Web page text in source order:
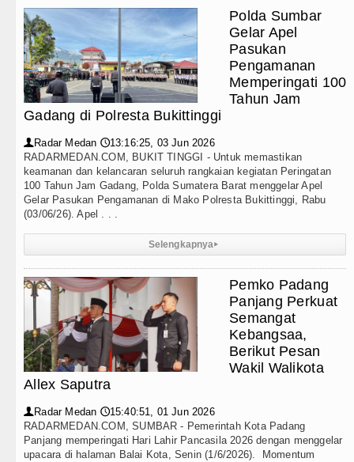
Nan Tujuh Menggetarkan Gedung Kesenian Jakarta
Ringkus 3 Tersangka Pungli di Jalan Masuk
Raducanu Absen di Grand Slam Tenis US Open
Dikalahkan Inter Milan di Laga Persahabatan di
Manchester United Main Imbang Laga
Gilas AC Milan di Laga Persahabatan di GBK
Jaya Labuhanbatu Gelar Turnamen Catur Antar
Bobby Nasution Minta Kepala Daerah se-
: Kemerdekaan Harus Dirasakan Masyarakat
ke Pemandian Air Panas Doulu Diblokir Warga
Nan Tujuh Menggetarkan Gedung Kesenian Jakarta
Polda Sumbar
Gelar Apel
Pasukan
Pengamanan
Memperingati 100
Tahun Jam
Gadang di Polresta Bukittinggi
👤 Radar Medan 🕔13:16:25, 03 Jun 2026
RADARMEDAN.COM, BUKIT TINGGI - Untuk memastikan
keamanan dan kelancaran seluruh rangkaian kegiatan Peringatan
100 Tahun Jam Gadang, Polda Sumatera Barat menggelar Apel
Gelar Pasukan Pengamanan di Mako Polresta Bukittinggi, Rabu
(03/06/26). Apel . . .
Selengkapnya▸
Pemko Padang
Panjang Perkuat
Semangat
Kebangsaa,
Berikut Pesan
Wakil Walikota
Allex Saputra
👤 Radar Medan 🕔15:40:51, 01 Jun 2026
RADARMEDAN.COM, SUMBAR - Pemerintah Kota Padang
Panjang memperingati Hari Lahir Pancasila 2026 dengan menggelar
upacara di halaman Balai Kota, Senin (1/6/2026). Momentum